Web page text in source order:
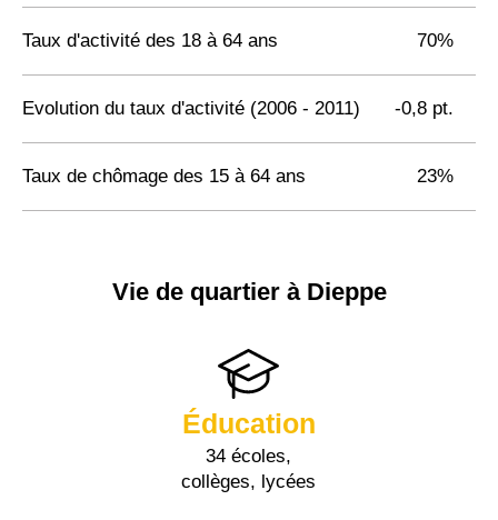
Taux d'activité des 18 à 64 ans 70%
Evolution du taux d'activité (2006 - 2011) -0,8 pt.
Taux de chômage des 15 à 64 ans 23%
Vie de quartier à Dieppe
Éducation
34 écoles,
collèges, lycées